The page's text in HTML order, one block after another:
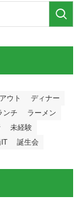
ウト
ディナー
ンチ
ラーメン
未経験
誕生会